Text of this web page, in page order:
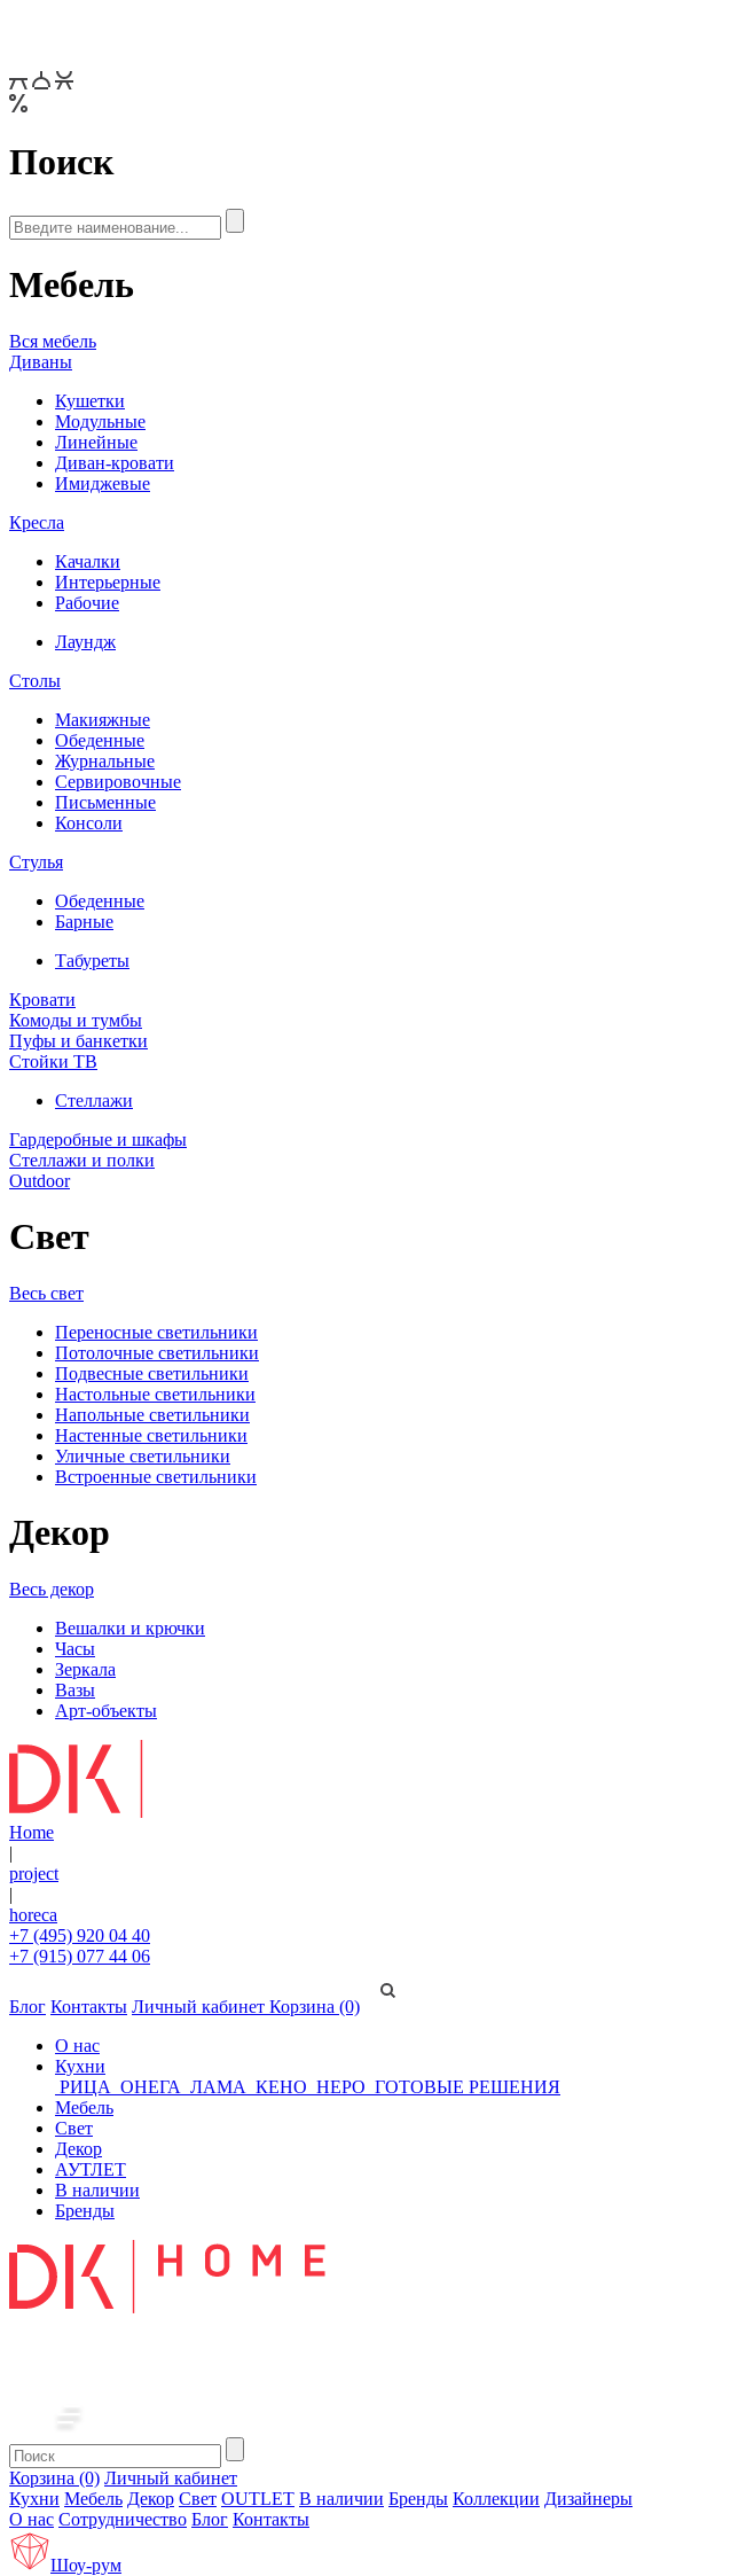
Поиск
Мебель
Вся мебель
Диваны
Кушетки
Модульные
Линейные
Диван-кровати
Имиджевые
Кресла
Качалки
Интерьерные
Рабочие
Лаундж
Столы
Макияжные
Обеденные
Журнальные
Сервировочные
Письменные
Консоли
Стулья
Обеденные
Барные
Табуреты
Кровати
Комоды и тумбы
Пуфы и банкетки
Стойки ТВ
Стеллажи
Гардеробные и шкафы
Стеллажи и полки
Outdoor
Свет
Весь свет
Переносные светильники
Потолочные светильники
Подвесные светильники
Настольные светильники
Напольные светильники
Настенные светильники
Уличные светильники
Встроенные светильники
Декор
Весь декор
Вешалки и крючки
Часы
Зеркала
Вазы
Арт-объекты
Home
|
project
|
horeca
+7 (495) 920 04 40
+7 (915) 077 44 06
Блог Контакты Личный кабинет Корзина (0)
О нас
Кухни
РИЦА ОНЕГА ЛАМА КЕНО НЕРО ГОТОВЫЕ РЕШЕНИЯ
Мебель
Свет
Декор
АУТЛЕТ
В наличии
Бренды
Корзина (0) Личный кабинет
Кухни Мебель Декор Свет OUTLET В наличии Бренды Коллекции Дизайнеры
О нас Сотрудничество Блог Контакты
Шоу-рум